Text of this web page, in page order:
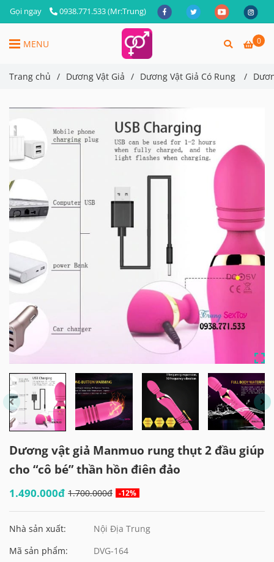
Gọi ngay 0938.771.533 (Mr:Trung)
0
MENU
Trang chủ / Dương Vật Giả / Dương Vật Giả Có Rung /
Dương vật giả Manmuo rung thụt 2 đầu giúp
cho “cô bé” thần hồn điên đảo
1.490.000đ 1.700.000đ -12%
Nhà sản xuất:
Nội Địa Trung
Mã sản phẩm:
DVG-164